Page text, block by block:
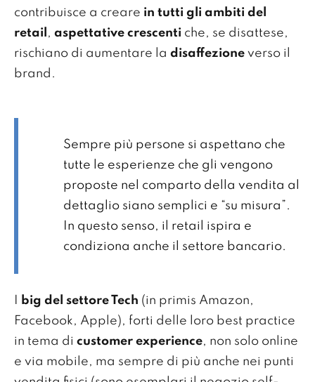
contribuisce a creare in tutti gli ambiti del
retail , aspettative crescenti che, se disattese,
rischiano di aumentare la disaffezione verso il
brand.
Sempre più persone si aspettano che
tutte le esperienze che gli vengono
proposte nel comparto della vendita al
dettaglio siano semplici e “su misura”.
In questo senso, il retail ispira e
condiziona anche il settore bancario.
big del settore Tech (in primis Amazon,
Facebook, Apple), forti delle loro best practice
in tema di customer experience, non solo online
e via mobile, ma sempre di più anche nei punti